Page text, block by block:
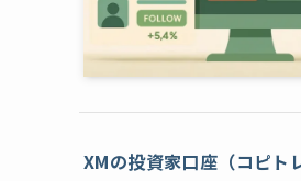
XMの投資家口座（コピト